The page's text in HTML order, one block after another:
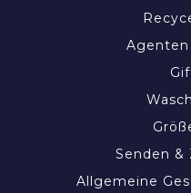
Senden &
Allgemeine